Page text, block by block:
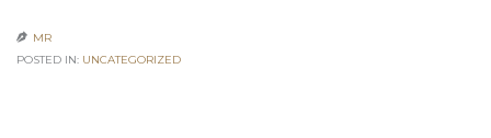
 MR
POSTED IN: UNCATEGORIZED